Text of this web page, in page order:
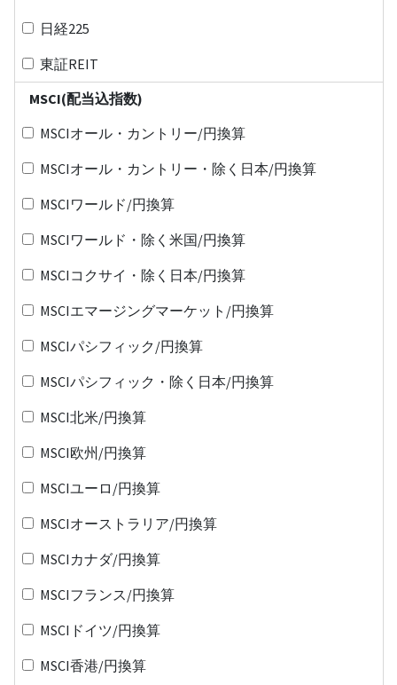
日経225
東証REIT
MSCI(配当込指数)
MSCIオール・カントリー/円換算
MSCIオール・カントリー・除く日本/円換算
MSCIワールド/円換算
MSCIワールド・除く米国/円換算
MSCIコクサイ・除く日本/円換算
MSCIエマージングマーケット/円換算
MSCIパシフィック/円換算
MSCIパシフィック・除く日本/円換算
MSCI北米/円換算
MSCI欧州/円換算
MSCIユーロ/円換算
MSCIオーストラリア/円換算
MSCIカナダ/円換算
MSCIフランス/円換算
MSCIドイツ/円換算
MSCI香港/円換算